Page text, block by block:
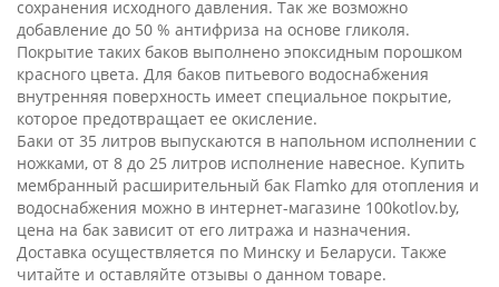
сохранения исходного давления. Так же возможно
добавление до 50 % антифриза на основе гликоля.
Покрытие таких баков выполнено эпоксидным порошком
красного цвета. Для баков питьевого водоснабжения
внутренняя поверхность имеет специальное покрытие,
которое предотвращает ее окисление.
Баки от 35 литров выпускаются в напольном исполнении с
ножками, от 8 до 25 литров исполнение навесное. Купить
мембранный расширительный бак Flamko для отопления и
водоснабжения можно в интернет-магазине 100kotlov.by,
цена на бак зависит от его литража и назначения.
Доставка осуществляется по Минску и Беларуси. Также
читайте и оставляйте отзывы о данном товаре.